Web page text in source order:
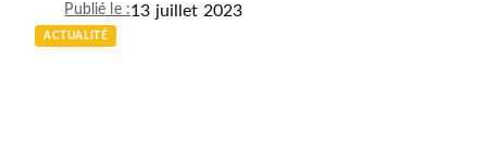
Publié le :13 juillet 2023
ACTUALITÉ